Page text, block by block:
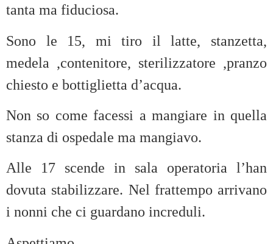
tanta ma fiduciosa.
Sono le 15, mi tiro il latte, stanzetta,
medela ,contenitore, sterilizzatore ,pranzo
chiesto e bottiglietta d’acqua.
Non so come facessi a mangiare in quella
stanza di ospedale ma mangiavo.
Alle 17 scende in sala operatoria l’han
dovuta stabilizzare. Nel frattempo arrivano
i nonni che ci guardano increduli.